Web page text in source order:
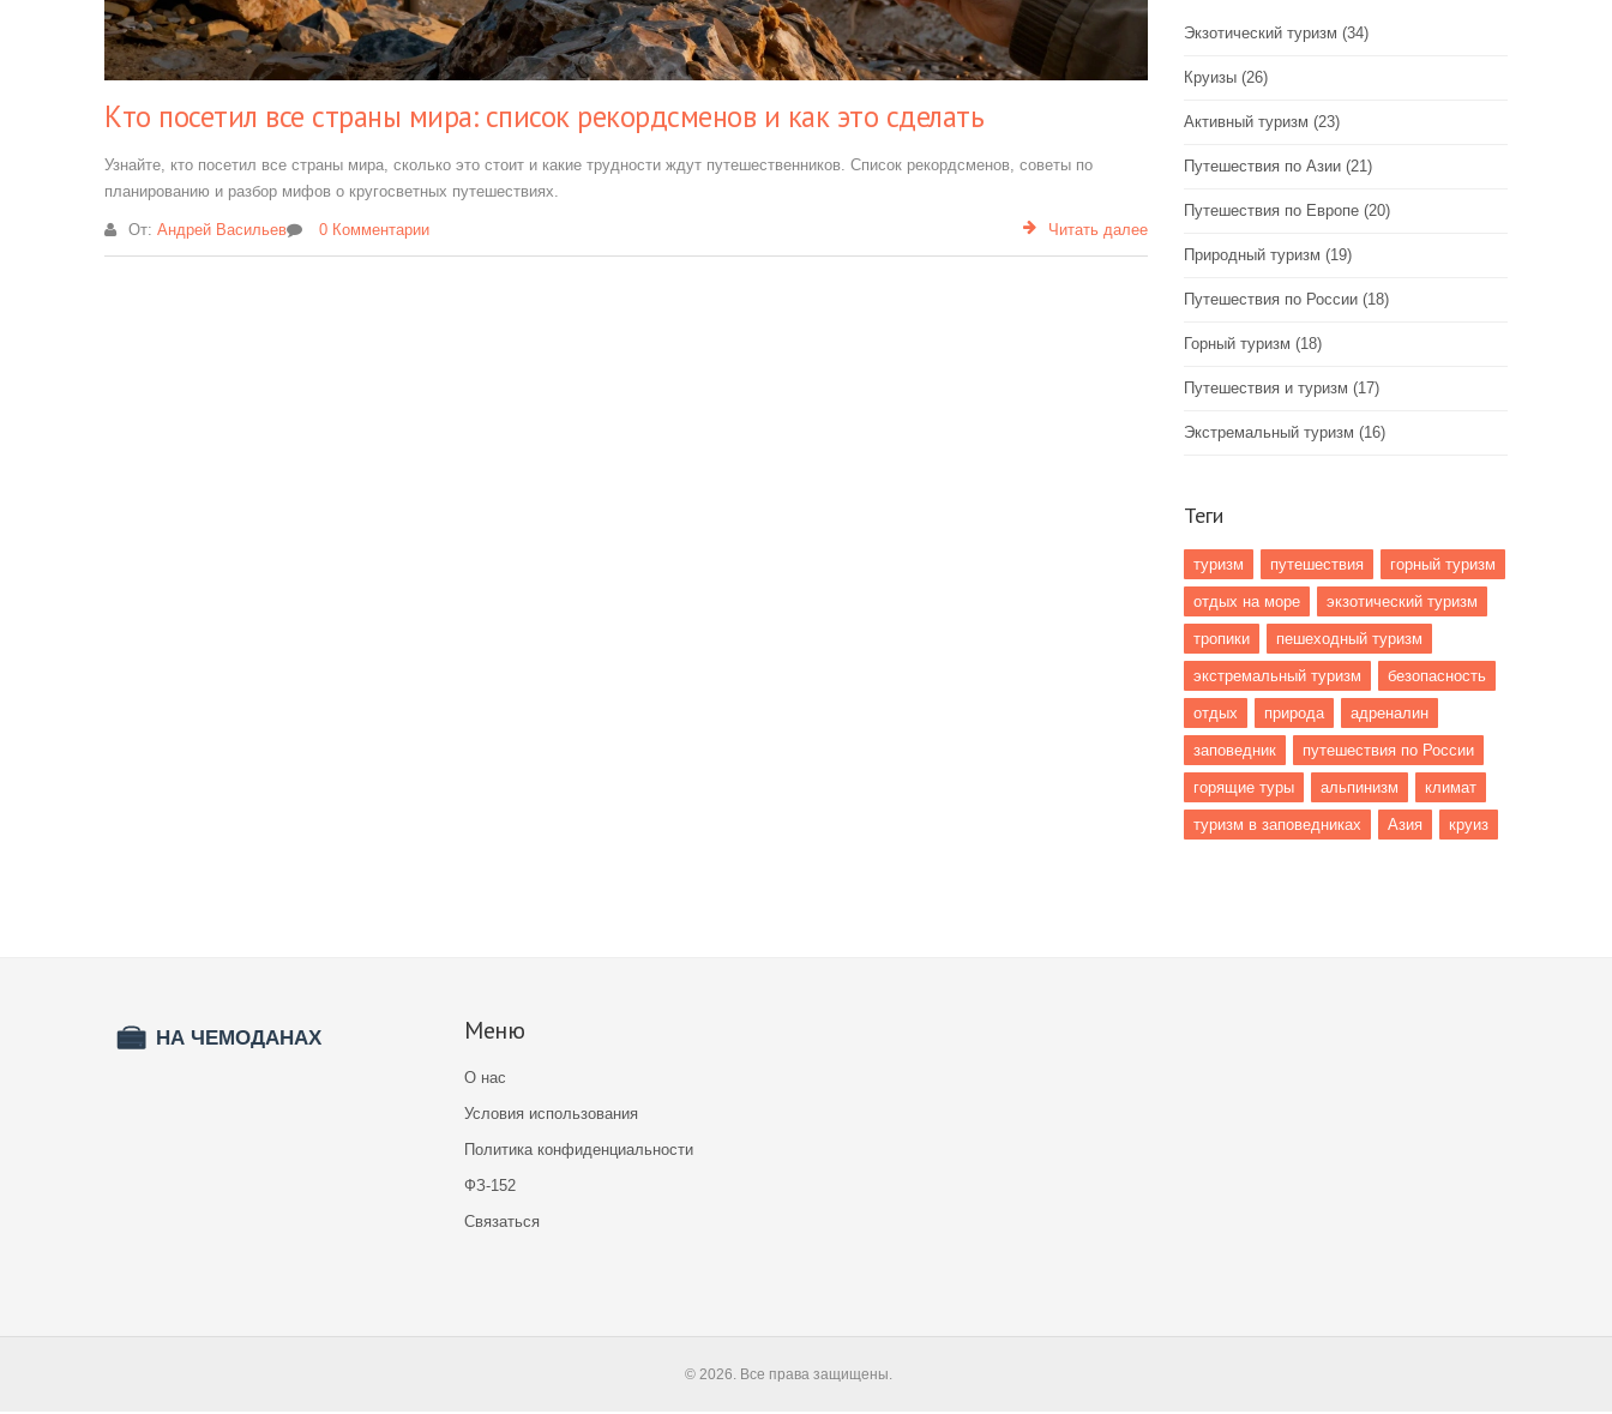
Кто посетил все страны мира: список рекордсменов и как это сделать
Узнайте, кто посетил все страны мира, сколько это стоит и какие трудности ждут путешественников. Список рекордсменов, советы по
планированию и разбор мифов о кругосветных путешествиях.
От: Андрей Васильев 0 Комментарии Читать далее
Экзотический туризм (34)
Круизы (26)
Активный туризм (23)
Путешествия по Азии (21)
Путешествия по Европе (20)
Природный туризм (19)
Путешествия по России (18)
Горный туризм (18)
Путешествия и туризм (17)
Экстремальный туризм (16)
Теги
туризм путешествия горный туризм
отдых на море экзотический туризм
тропики пешеходный туризм
экстремальный туризм безопасность
отдых природа адреналин
заповедник путешествия по России
горящие туры альпинизм климат
туризм в заповедниках Азия круиз
Меню
О нас
Условия использования
Политика конфиденциальности
ФЗ-152
Связаться
© 2026. Все права защищены.